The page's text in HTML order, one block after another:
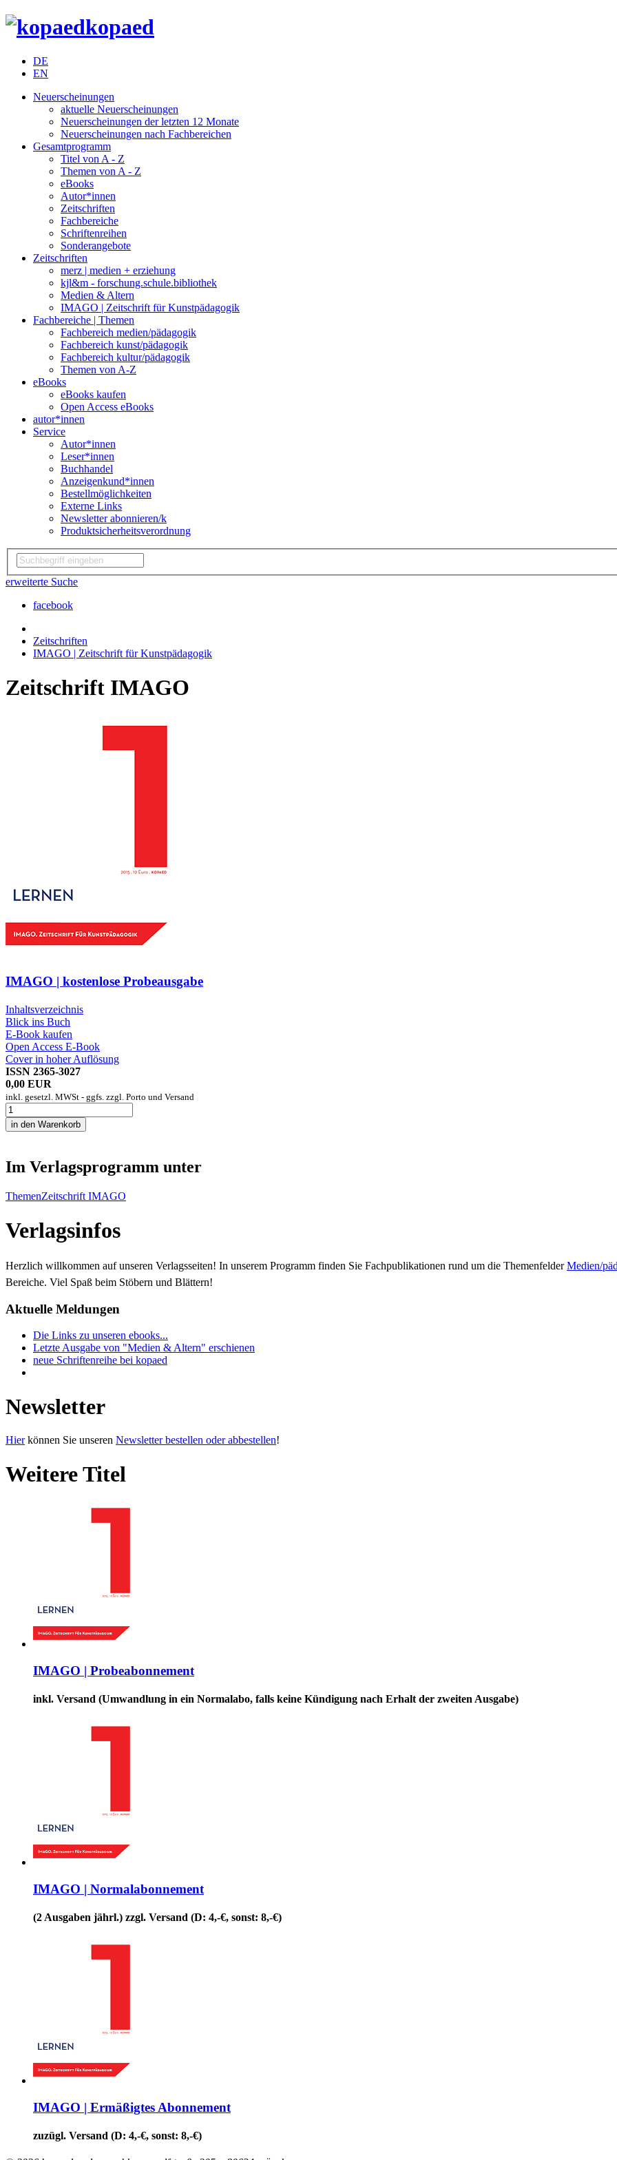
kopaed
DE
EN
Neuerscheinungen
aktuelle Neuerscheinungen
Neuerscheinungen der letzten 12 Monate
Neuerscheinungen nach Fachbereichen
Gesamtprogramm
Titel von A - Z
Themen von A - Z
eBooks
Autor*innen
Zeitschriften
Fachbereiche
Schriftenreihen
Sonderangebote
Zeitschriften
merz | medien + erziehung
kjl&m - forschung.schule.bibliothek
Medien & Altern
IMAGO | Zeitschrift für Kunstpädagogik
Fachbereiche | Themen
Fachbereich medien/pädagogik
Fachbereich kunst/pädagogik
Fachbereich kultur/pädagogik
Themen von A-Z
eBooks
eBooks kaufen
Open Access eBooks
autor*innen
Service
Autor*innen
Leser*innen
Buchhandel
Anzeigenkund*innen
Bestellmöglichkeiten
Externe Links
Newsletter abonnieren/k
Produktsicherheitsverordnung
erweiterte Suche
facebook
Zeitschriften
IMAGO | Zeitschrift für Kunstpädagogik
Zeitschrift IMAGO
IMAGO | kostenlose Probeausgabe
Inhaltsverzeichnis
Blick ins Buch
E-Book kaufen
Open Access E-Book
Cover in hoher Auflösung
ISSN 2365-3027
0,00 EUR
inkl. gesetzl. MWSt - ggfs. zzgl. Porto und Versand
Im Verlagsprogramm unter
ThemenZeitschrift IMAGO
Verlagsinfos
Herzlich willkommen auf unseren Verlagsseiten! In unserem Programm finden Sie Fachpublikationen rund um die ThemenfelderMedien/
Bereiche. Viel Spaß beim Stöbern und Blättern!
Aktuelle Meldungen
Die Links zu unseren ebooks...
Letzte Ausgabe von "Medien & Altern" erschienen
neue Schriftenreihe bei kopaed
Newsletter
Hierkönnen Sie unseren Newsletter bestellen oder abbestellen!
Weitere Titel
IMAGO | Probeabonnement
inkl. Versand (Umwandlung in ein Normalabo, falls keine Kündigung nach Erhalt der zweiten Ausgabe)
IMAGO | Normalabonnement
(2 Ausgaben jährl.) zzgl. Versand (D: 4,-€, sonst: 8,-€)
IMAGO | Ermäßigtes Abonnement
zuzügl. Versand (D: 4,-€, sonst: 8,-€)